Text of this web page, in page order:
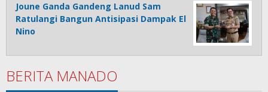
Joune Ganda Gandeng Lanud Sam
Ratulangi Bangun Antisipasi Dampak El
Nino
BERITA MANADO